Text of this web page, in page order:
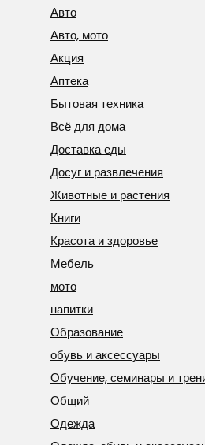
Авто
Авто, мото
Акция
Аптека
Бытовая техника
Всё для дома
Доставка еды
Досуг и развлечения
Животные и растения
Книги
Красота и здоровье
Мебель
мото
напитки
Образование
обувь и аксессуары
Обучение, семинары и
Общий
Одежда